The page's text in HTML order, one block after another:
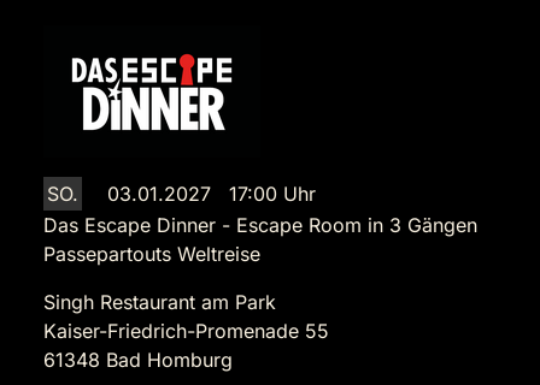
SO.
03.01.2027 17:00 Uhr
Das Escape Dinner - Escape Room in 3 Gängen
Passepartouts Weltreise
Singh Restaurant am Park
Kaiser-Friedrich-Promenade 55
61348 Bad Homburg